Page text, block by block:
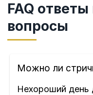
FAQ
вопросы
Можно ли
Нехороший день